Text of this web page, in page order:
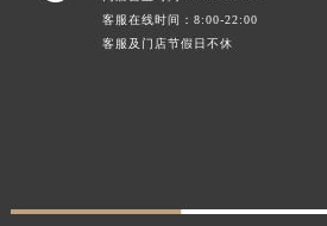
客服在线时间：8:00-22:00
客服及门店节假日不休